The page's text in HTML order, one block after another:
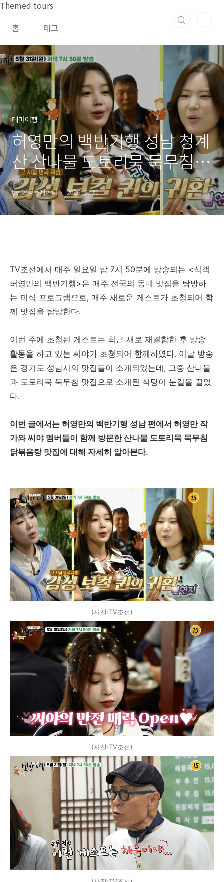
본문 바로가기
Themed tours
홈
태그
테마여행
허영만의 백반기행 성남 청계
산 산나물 도토리묵 묵무침
닭볶음탕 맛집 위치 및 방문
팁 feat. 씨야
by 여행큐레이터 2026. 5. 31.
TV조선에서 매주 일요일 밤 7시 50분에 방송되는 <식객
허영만의 백반기행>은 매주 전국의 동네 맛집을 탐방하
는 미식 프로그램으로, 매주 새로운 게스트가 초청되어 함
께 맛집을 탐방한다.
이번 주에 초청된 게스트는 최근 새로 재결합한 후 방송
활동을 하고 있는 씨야가 초청되어 함께하였다. 이날 방송
은 경기도 성남시의 맛집들이 소개되었는데, 그중 산나물
과 도토리묵 묵무침 맛집으로 소개된 식당이 눈길을 끌었
다.
이번 글에서는 허영만의 백반기행 성남 편에서 허영만 작
가와 씨야 멤버들이 함께 방문한 산나물 도토리묵 묵무침
닭볶음탕 맛집에 대해 자세히 알아본다.
(사진:TV조선)
(사진:TV조선)